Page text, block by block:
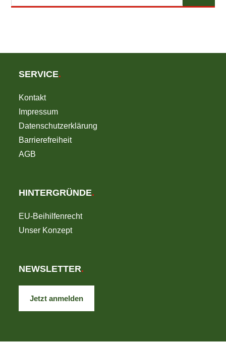
SERVICE.
Kontakt
Impressum
Datenschutzerklärung
Barrierefreiheit
AGB
HINTERGRÜNDE.
EU-Beihilfenrecht
Unser Konzept
NEWSLETTER.
Jetzt anmelden